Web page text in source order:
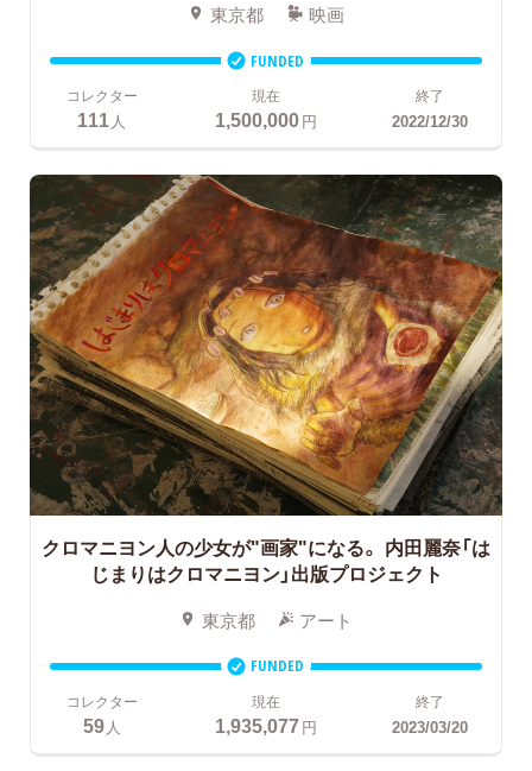
東京都 映画
FUNDED
コレクター
111人
現在
1,500,000円
終了
2022/12/30
クロマニヨン人の少女が"画家"になる。 内田麗奈「は
じまりはクロマニヨン」出版プロジェクト
東京都 アート
FUNDED
コレクター
59 人
現在
1,935,077円
終了
2023/03/20